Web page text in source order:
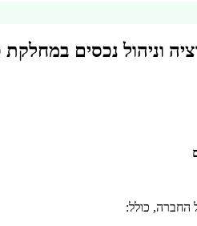
וניהול נכסים
החברה, כולל: